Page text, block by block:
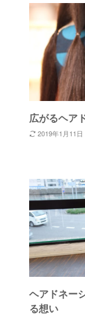
広がるヘア
2019年1月11日
ヘアドネー
る想い